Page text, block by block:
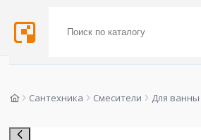
Сантехника Смесители Для ванны